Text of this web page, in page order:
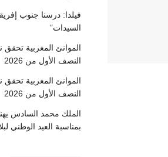
فيلدا: درسنا جنوب
السيدات”
النصف الأول من 2026
النصف الأول من 2026
الملك محمد السادس
بمناسبة العيد الوطني